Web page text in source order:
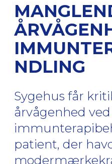
NDLING
Sygehus får
årvågenhed ved
patient, der